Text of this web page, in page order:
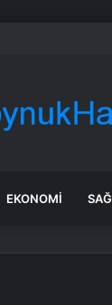
EKONOMI